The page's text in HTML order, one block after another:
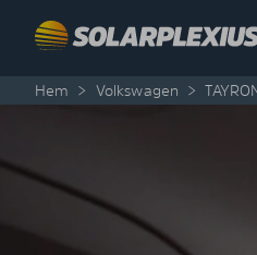
Hem > Volkswagen >